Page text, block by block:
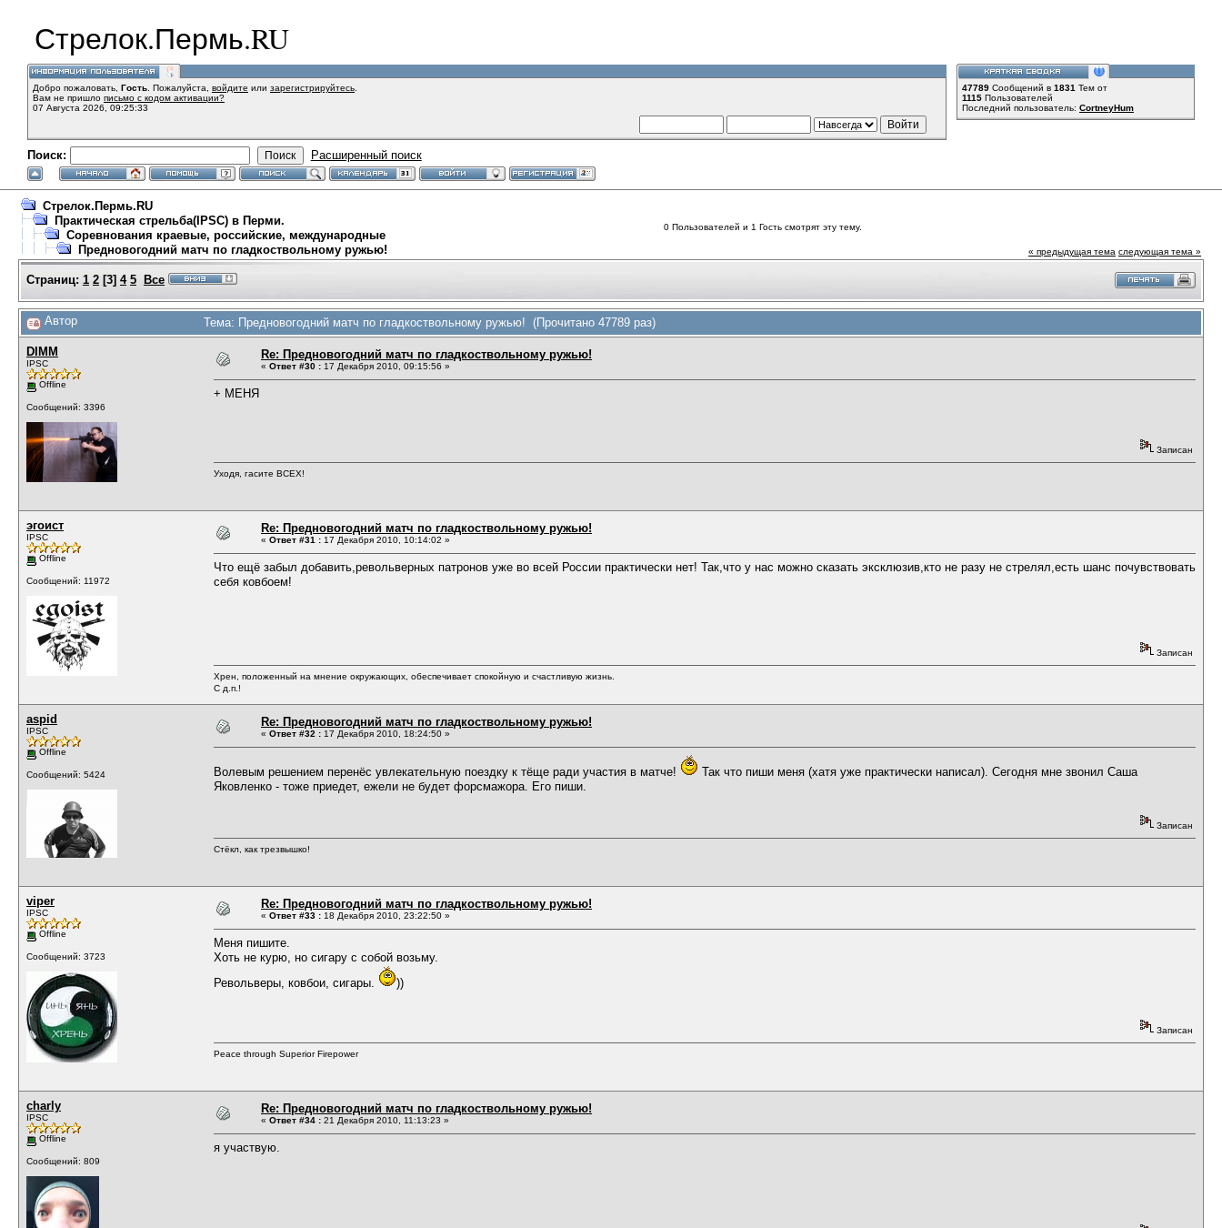
Стрелок.Пермь.RU
Добро пожаловать, Гость . Пожалуйста, войдите или зарегистрируйтесь
Вам не пришло письмо с кодом активации?
07 Августа 2026, 09:25:33
Поиск: Расширенный поиск
47789 Сообщений в 1831 Тем от
1115 Пользователей
Последний пользователь: CortneyHum
Стрелок.Пермь.RU
Практическая стрельба(IPSC) в Перми.
Соревнования краевые, российские, международные
Предновогодний матч по гладкоствольному ружью!
0 Пользователей и 1 Гость смотрят эту тему.
« предыдущая тема следующая тема »
Страниц: 1 2 [3] 4 5 Все
Автор Тема: Предновогодний матч по гладкоствольному ружью! (Прочитано 47789 раз)
DIMM
IPSC
Offline
Сообщений: 3396
Re: Предновогодний матч по гладкоствольному ружью!
« Ответ #30 : 17 Декабря 2010, 09:15:56 »
+ МЕНЯ
Записан
Уходя, гасите ВСЕХ!
эгоист
IPSC
Offline
Сообщений: 11972
Re: Предновогодний матч по гладкоствольному ружью!
« Ответ #31 : 17 Декабря 2010, 10:14:02 »
Что ещё забыл добавить,револьверных патронов уже во всей России практически нет! Так,что у нас можно сказать эксклюзив,кто не разу не стрелял,есть шанс почувствовать
себя ковбоем!
Записан
Хрен, положенный на мнение окружающих, обеспечивает спокойную и счастливую жизнь.
С д.п.!
aspid
IPSC
Offline
Сообщений: 5424
Re: Предновогодний матч по гладкоствольному ружью!
« Ответ #32 : 17 Декабря 2010, 18:24:50 »
Волевым решением перенёс увлекательную поездку к тёще ради участия в матче!
Так что пиши меня (хатя уже практически написал). Сегодня мне звонил Саша
Яковленко - тоже приедет, ежели не будет форсмажора. Его пиши.
Записан
Стёкл, как трезвышко!
viper
IPSC
Offline
Сообщений: 3723
Re: Предновогодний матч по гладкоствольному ружью!
« Ответ #33 : 18 Декабря 2010, 23:22:50 »
Меня пишите.
Хоть не курю, но сигару с собой возьму.
Револьверы, ковбои, сигары.
))
Записан
Peace through Superior Firepower
charly
IPSC
Offline
Сообщений: 809
Re: Предновогодний матч по гладкоствольному ружью!
« Ответ #34 : 21 Декабря 2010, 11:13:23 »
я участвую.